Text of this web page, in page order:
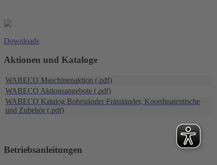
Downloads
Aktionen und Kataloge
WABECO Maschinenaktion (.pdf)
WABECO Aktionsangebote (.pdf)
WABECO Katalog Bohrständer Fräsständer, Koordinatentische
und Zubehör (.pdf)
Betriebsanleitungen